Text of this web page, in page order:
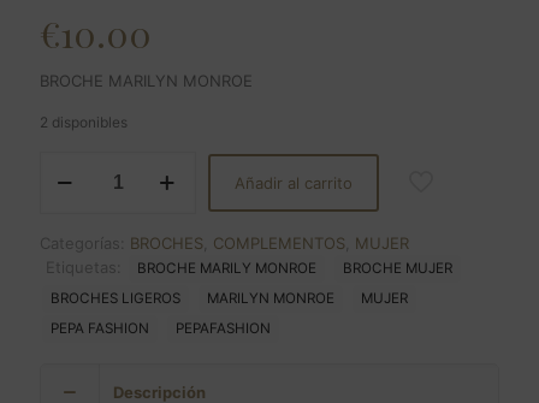
€10.00
BROCHE MARILYN MONROE
2 disponibles
MARILYN
Añadir al carrito
Categorías: BROCHES COMPLEMENTOS
MUJER
Etiquetas:
BROCHE MARILY MONROE
BROCHE MUJER
BROCHES LIGEROS
MARILYN MONROE
MUJER
PEPA FASHION
PEPAFASHION
Descripción